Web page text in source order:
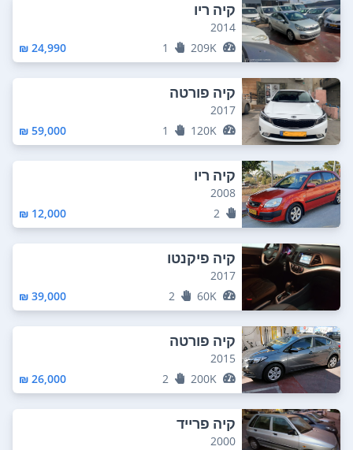
קיה ריו
2014
209K
1
24,990 ₪
קיה פורטה
2017
120K
1
59,000 ₪
קיה ריו
2008
2
12,000 ₪
קיה פיקנטו
2017
60K
2
39,000 ₪
קיה פורטה
2015
200K
2
26,000 ₪
קיה פרייד
2000